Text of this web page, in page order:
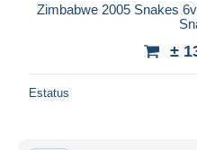
Zimbabwe 2005 Snakes
±
Estatus